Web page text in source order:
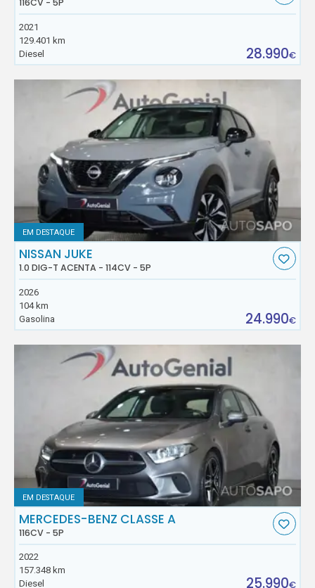
2021
129.401 km
Diesel
28.990€
EM DESTAQUE
NISSAN JUKE
1.0 DIG-T ACENTA - 114CV - 5P
2026
104 km
Gasolina
24.990€
EM DESTAQUE
MERCEDES-BENZ CLASSE A
116CV - 5P
2022
157.348 km
Diesel
25.990€